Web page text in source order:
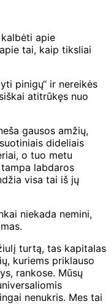
apie
tai, kaip tiksliai
pinigų“ ir nereikės
atitrūkęs nuo
gausos amžių,
dideliais
o tuo metu
labdaros
visa tai iš jų
niekada nemini,
turtą, tas kapitalas
kuriems priklauso
rankose. Mūsų
nenukris. Mes tai